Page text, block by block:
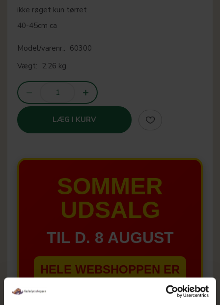
ikke røget kun tørret
40-45cm ca
Model/varenr.: 60300
Vægt: 2,26 kg
LÆG I KURV
SOMMER
UDSALG
TIL D. 8 AUGUST
HELE WEBSHOPPEN ER